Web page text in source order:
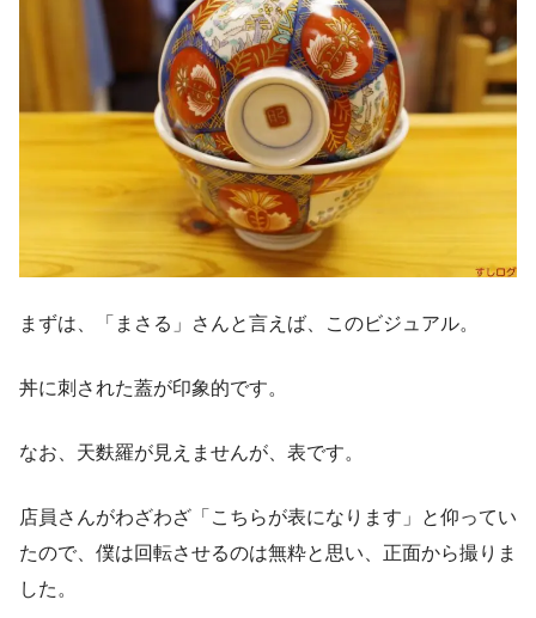
まずは、「まさる」さんと言えば、このビジュアル。
丼に刺された蓋が印象的です。
なお、天麩羅が見えませんが、表です。
店員さんがわざわざ「こちらが表になります」と仰ってい
たので、僕は回転させるのは無粋と思い、正面から撮りま
した。